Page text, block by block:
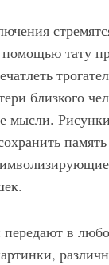
тату
близкого
мысли.
в